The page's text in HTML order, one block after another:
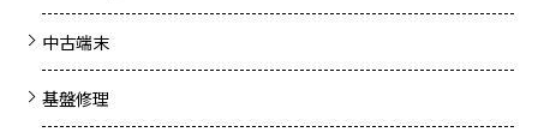
中古端末
基盤修理